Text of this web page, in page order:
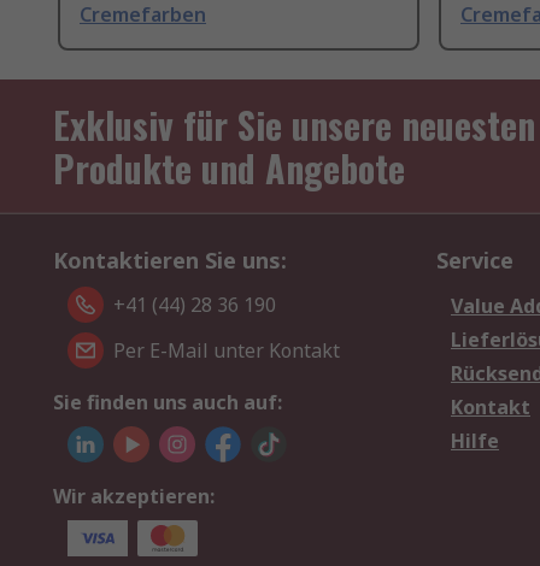
Cremefarben
Exklusiv für Sie unsere neuesten
Produkte und Angebote
Kontaktieren Sie uns:
+41 (44) 28 36 190
Per E-Mail unter Kontakt
Sie finden uns auch auf:
Wir akzeptieren:
Service
Value
Kontakt
Hilfe